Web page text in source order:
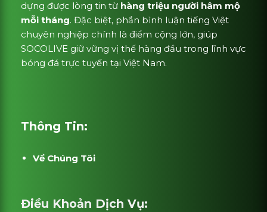
dựng được lòng tin từ hàng triệu người hâm mộ
mỗi tháng. Đặc biệt, phần bình luận tiếng Việt
chuyên nghiệp chính là điểm cộng lớn, giúp
SOCOLIVE giữ vững vị thế hàng đầu trong lĩnh vực
bóng đá trực tuyến tại Việt Nam.
Thông Tin:
Về Chúng Tôi
Điều Khoản Dịch Vụ: